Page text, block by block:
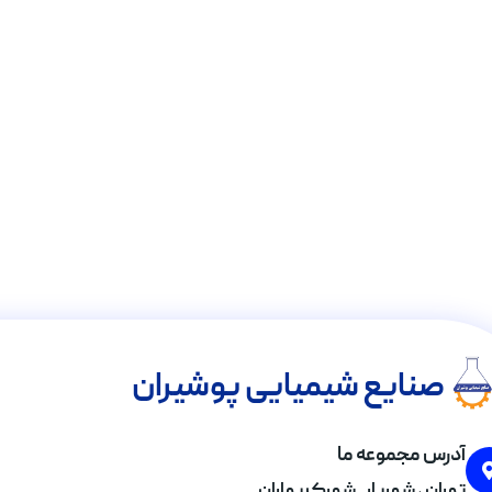
صنایع شیمیایی پوشیران
آدرس مجموعه ما